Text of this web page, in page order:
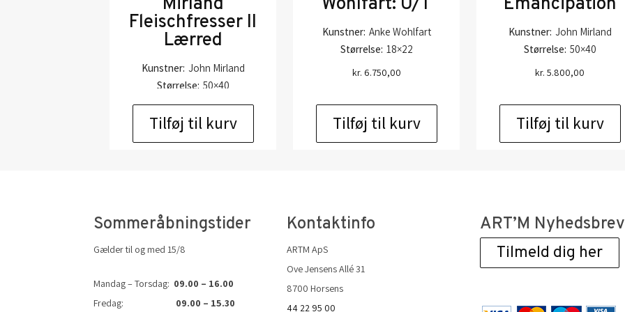
Fleischfresser II
Lærred
Kunstner: John Mirland
Størrelse: 50×40
kr.4.500,00
Tilføj til kurv
Kunstner: Anke Wohlfart
Størrelse: 18×22
kr. 6.750,00
Tilføj til kurv
Kunstner: John Mirland
Størrelse: 50×40
kr. 5.800,00
Tilføj til kurv
Sommeråbningstider
Gælder til og med 15/8
Mandag – Torsdag: 09.00 – 16.00
Fredag: 09.00 – 15.30
Kontaktinfo
ARTM ApS
Ove Jensens Allé 31
8700 Horsens
44 22 95 00
ART’M Nyhedsbrev
Tilmeld dig her